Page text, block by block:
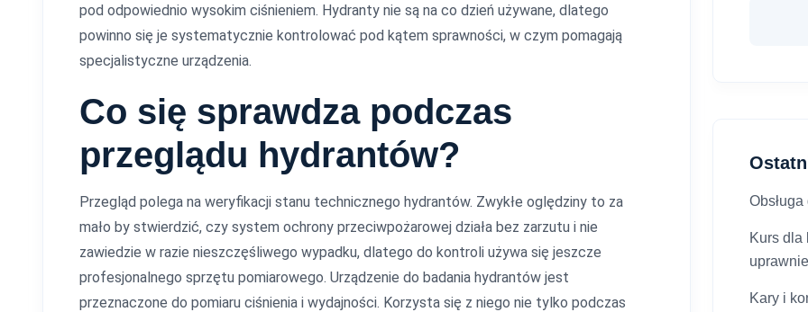
pod odpowiednio wysokim ciśnieniem. Hydranty nie są na co dzień używane, dlatego
powinno się je systematycznie kontrolować pod kątem sprawności, w czym pomagają
specjalistyczne urządzenia.
Co się sprawdza podczas
przeglądu hydrantów?
Przegląd polega na weryfikacji stanu technicznego hydrantów. Zwykłe oględziny to za
mało by stwierdzić, czy system ochrony przeciwpożarowej działa bez zarzutu i nie
zawiedzie w razie nieszczęśliwego wypadku, dlatego do kontroli używa się jeszcze
profesjonalnego sprzętu pomiarowego. Urządzenie do badania hydrantów jest
przeznaczone do pomiaru ciśnienia i wydajności. Korzysta się z niego nie tylko podczas
Kurs dla
Kary i